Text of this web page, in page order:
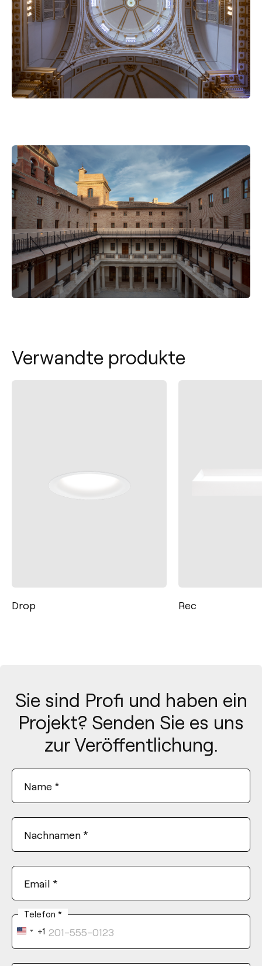
Verwandte produkte
Rec Fit 48V
Sie sind Profi und haben ein
Projekt? Senden Sie es uns
zur Veröffentlichung.
Name *
Nachnamen *
Email *
Telefon *
United
States
+1